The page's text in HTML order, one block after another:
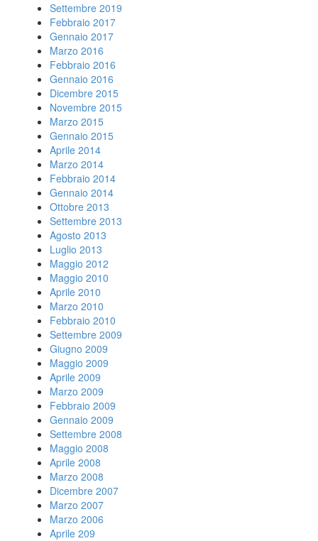
Settembre 2019
Febbraio 2017
Gennaio 2017
Marzo 2016
Febbraio 2016
Gennaio 2016
Dicembre 2015
Novembre 2015
Marzo 2015
Gennaio 2015
Aprile 2014
Marzo 2014
Febbraio 2014
Gennaio 2014
Ottobre 2013
Settembre 2013
Agosto 2013
Luglio 2013
Maggio 2012
Maggio 2010
Aprile 2010
Marzo 2010
Febbraio 2010
Settembre 2009
Giugno 2009
Maggio 2009
Aprile 2009
Marzo 2009
Febbraio 2009
Gennaio 2009
Settembre 2008
Maggio 2008
Aprile 2008
Marzo 2008
Dicembre 2007
Marzo 2007
Marzo 2006
Aprile 209